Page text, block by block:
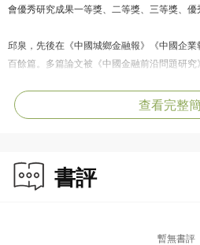
會優秀研究成果一等獎、二等獎、三等獎、優
邱泉，先後在《中國城鄉金融報》《中國企
百餘篇。多篇論文被《中國金融前沿問題研
查看完整
書評
暫無書評